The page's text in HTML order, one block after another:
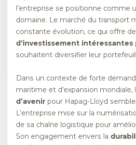
l’entreprise se positionne comme
domaine. Le marché du transport
constante évolution, ce qui offre
d’investissement intéressantes
souhaitent diversifier leur
Dans un contexte de forte
maritime et d’expansion mondiale,
d’avenir pour Hapag-Lloyd
L’entreprise mise sur la
de sa chaîne logistique pour
Son engagement envers la